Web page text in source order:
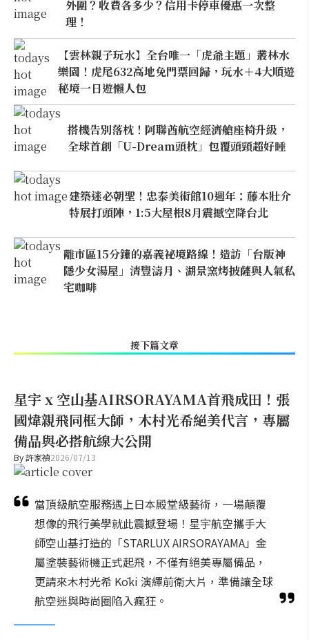
外圍？收費各多少？信用卡停車優惠一次整
理！
【雲林親子玩水】全台唯一「虎爺主題」叢林水
樂園！虎尾632高地免門票回歸，玩水＋4大順遊
秘境一日遊懶人包
搭機告別落枕！阿聯酋航空經濟艙座椅升級，
全球首創「U-Dream頭枕」包覆頭頸超好睡
建築迷必朝聖！忠泰美術館10週年：藤本壯介
特展打頭陣，1:5大屋根8月震撼空降台北
離市區15分鐘的嘉義祕境路線！造訪「台版神
隱少女湯屋」清豐濤月、湖景窯烤披薩與人氣私
宅咖啡
接下篇文章
星宇 x 空山基AIRSORAYAMA首飛成田！張
國煒親飛同框大師，木村光希絕美代言，專屬
備品與必搭航線大公開
By許家禎2026/07/13
當頂級航空服務遇上日本殿堂級藝術，一場顛覆
想像的飛行美學就此震撼登場！星宇航空攜手大
師空山基打造的「STARLUX AIRSORAYAMA」金
屬塗裝藝術機正式起飛，不僅有絕美專屬備品，
更請來木村光希 Kōki 演繹前衛大片，準備讓全球
航空迷與時尚圈陷入瘋狂。